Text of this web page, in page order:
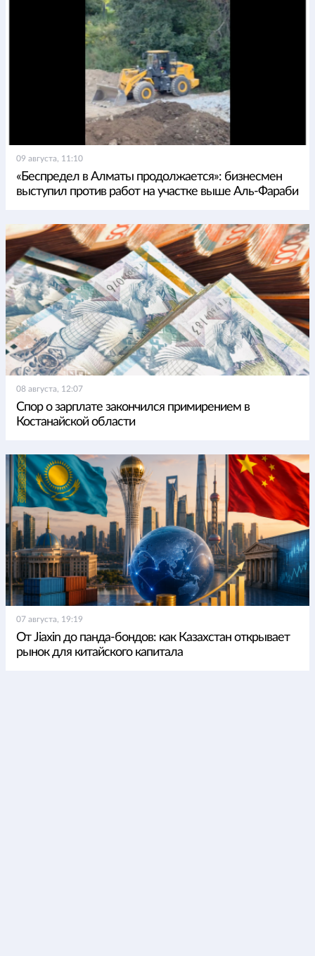
09 августа, 11:10
«Беспредел в Алматы продолжается»: бизнесмен
выступил против работ на участке выше Аль-Фараби
08 августа, 12:07
Спор о зарплате закончился примирением в
Костанайской области
07 августа, 19:19
От Jiaxin до панда-бондов: как Казахстан открывает
рынок для китайского капитала